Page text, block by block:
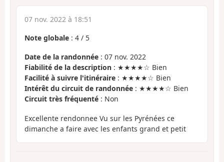
07 nov. 2022 à 18:51
Note globale : 4 / 5
Date de la randonnée : 07 nov. 2022
Fiabilité de la description : ★★★★☆ Bien
Facilité à suivre l'itinéraire : ★★★★☆ Bien
Intérêt du circuit de randonnée : ★★★★☆ Bien
Circuit très fréquenté : Non
Excellente rendonnee Vu sur les Pyrénées ce
dimanche a faire avec les enfants grand et petit